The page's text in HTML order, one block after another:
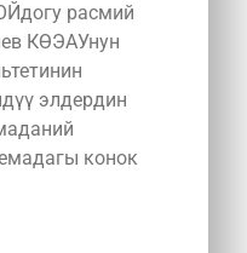
расмий
КӨЭАУнун
элдердин
конок